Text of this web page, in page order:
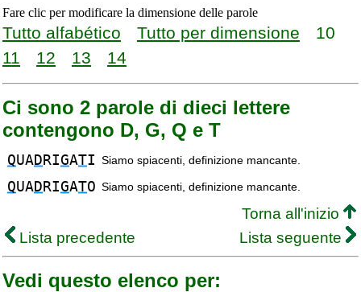
Fare clic per modificare la dimensione delle parole
Tutto alfabético Tutto per dimensione
10
11
12 13 14
Ci sono 2 parole di dieci lettere
contengono D, G, Q e T
QUAD RIGATI Siamo spiacenti, definizione mancante.
QUAD RIGATO Siamo spiacenti, definizione mancante.
Torna all'inizio
Lista precedente
Lista seguente
Vedi questo elenco per: